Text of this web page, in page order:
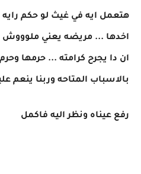
هتعمل ايه في غيث لو حكم
اخدها ... مريضه يعني
ان دا يجرح كرامته ... حرمها
بالاسباب المتاحه وربنا ينعم
رفع عيناه ونظر اليه فاكمل